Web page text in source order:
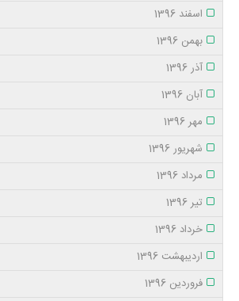
اسفند 1396
بهمن 1396
آذر 1396
آبان 1396
مهر 1396
شهریور 1396
مرداد 1396
تیر 1396
خرداد 1396
اردیبهشت 1396
فروردین 1396